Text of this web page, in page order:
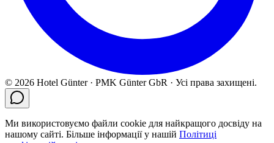
© 2026 Hotel Günter · PMK Günter GbR · Усі права захищені.
Ми використовуємо файли cookie для найкращого досвіду на
нашому сайті. Більше інформації у нашій Політиці